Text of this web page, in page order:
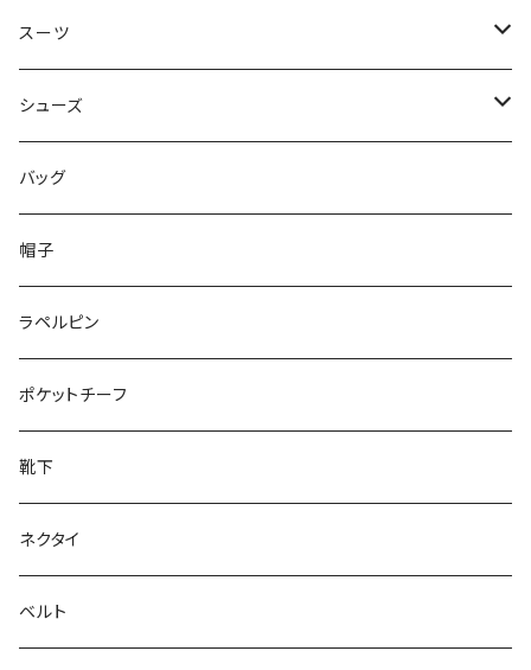
50/XL～
48/L
50/XL～
46/M
48/L
50/XL～
～44/S
46/M
48/L
50/XL～
スーツ
～44/S
46/M
48/L
50/XL～
シューズ
～25.5cm
26cm～
27cm～
28cm～
バッグ
帽子
ラペルピン
ポケットチーフ
靴下
ネクタイ
ベルト